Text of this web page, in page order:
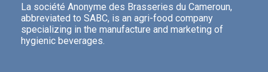
La société Anonyme des Brasseries du Cameroun,
abbreviated to SABC, is an agri-food company
specializing in the manufacture and marketing of
hygienic beverages.